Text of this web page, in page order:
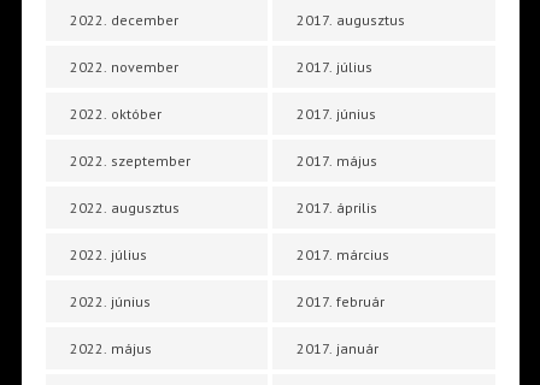
2022. december
2022. november
2022. október
2022. szeptember
2022. augusztus
2022. július
2022. június
2022. május
2017. augusztus
2017. július
2017. június
2017. május
2017. április
2017. március
2017. február
2017. január